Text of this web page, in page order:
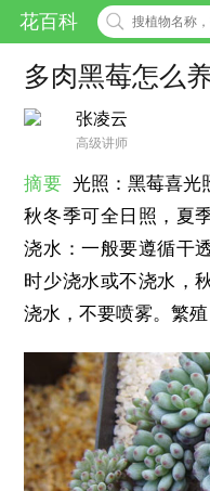
花百科
多肉黑莓怎么
张凌云
高级讲师
摘要 光照：黑莓喜光
秋冬季可全日照，夏
浇水：一般要遵循干
时少浇水或不浇水，
浇水，不要喷雾。繁